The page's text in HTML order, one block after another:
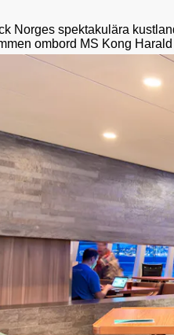
Norges spektakulära
ombord MS Kong